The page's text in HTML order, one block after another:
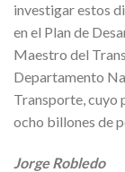
investigar estos
en el Plan de
Maestro del
Departamento
Transporte, cuyo
ocho billones de
Jorge Robledo